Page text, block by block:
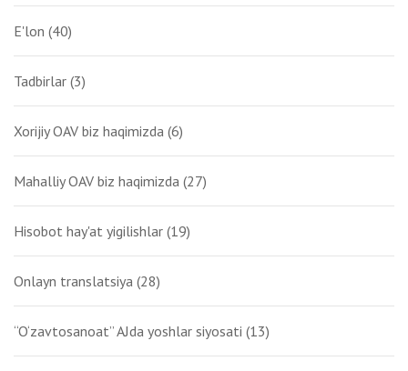
E'lon (40)
Tadbirlar (3)
Xorijiy OAV biz haqimizda (6)
Mahalliy OAV biz haqimizda (27)
Hisobot hay'at yigilishlar (19)
Onlayn translatsiya (28)
“O‘zavtosanoat” AJda yoshlar siyosati (13)